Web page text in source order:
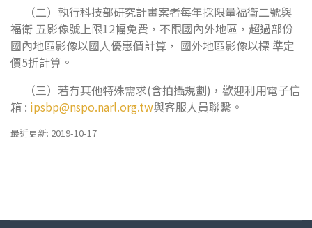
（二）執行科技部研究計畫案者每年採限量福衛二號與
福衛 五影像號上限12幅免費，不限國內外地區，超過部份
國內地區影像以國人優惠價計算， 國外地區影像以標 準定
價5折計算。
（三）若有其他特殊需求(含拍攝規劃)，歡迎利用電子信
箱 : ipsbp@nspo.narl.org.tw與客服人員聯繫。
最近更新: 2019-10-17